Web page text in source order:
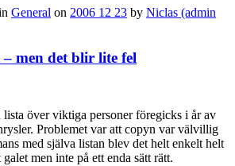
General on 2006 12 23 by Niclas (admin
men det blir lite fel
över viktiga personer föregicks i år av
Problemet var att copyn var välvillig
med själva listan blev det helt enkelt helt
men inte på ett enda sätt rätt.